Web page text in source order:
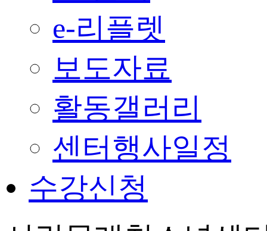
e-리플렛
보도자료
활동갤러리
센터행사일정
수강신청